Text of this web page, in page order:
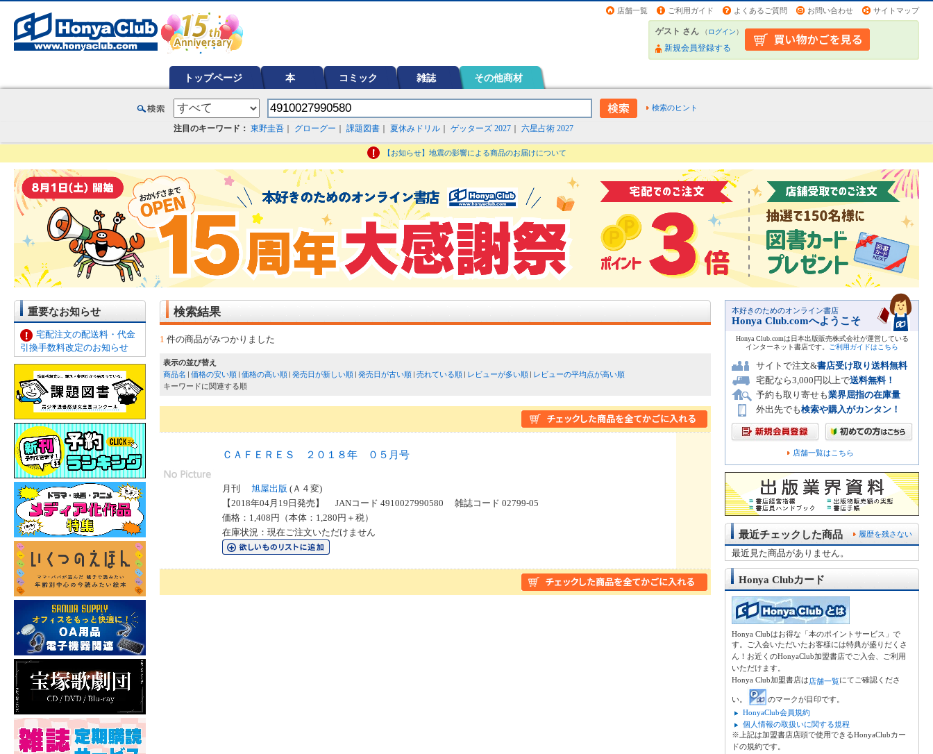
店舗一覧 ご利用ガイド よくあるご質問 お問い合わせ サイトマップ
ゲスト さん （ログイン）
新規会員登録する
トップページ 本 コミック 雑誌 その他商材
検索のヒント
注目のキーワード： 東野圭吾 グローグー 課題図書 夏休みドリル ゲッターズ 2027 六星占術 2027
【お知らせ】地震の影響による商品のお届けについて
重要なお知らせ
宅配注文の配送料・代金
引換手数料改定のお知らせ
検索結果
1 件の商品がみつかりました
表示の並び替え
商品名
価格の安い順 価格の高い順 発売日が新しい順 発売日が古い順 売れている順 レビューが多い順
レビューの平均点が高い順
キーワードに関連する順
ＣＡＦＥＲＥＳ ２０１８年 ０５月号
月刊 旭屋出版 (Ａ４変)
【2018年04月19日発売】 JANコード 4910027990580 雑誌コード 02799-05
価格：1,408円（本体：1,280円＋税）
在庫状況：現在ご注文いただけません
本好きのためのオンライン書店
Honya Club.comへようこそ
Honya Club.comは日本出版販売株式会社が運営している
インターネット書店です。
ご利用ガイドはこちら
サイトで注文&書店受け取り送料無料
宅配なら3,000円以上で送料無料！
予約も取り寄せも業界屈指の在庫量
外出先でも検索や購入がカンタン！
店舗一覧はこちら
履歴を残さない
最近チェックした商品
最近見た商品がありません。
Honya Clubカード
Honya Clubはお得な「本のポイントサービス」で
す。ご入会いただいたお客様には特典が盛りだくさ
ん！お近くのHonyaClub加盟書店でご入会、ご利用
いただけます。
Honya Club加盟書店は店舗一覧にてご確認くださ
い。
のマークが目印です。
HonyaClub会員規約
個人情報の取扱いに関する規程
※上記は加盟書店店頭で使用できるHonyaClubカー
ドの規約です。